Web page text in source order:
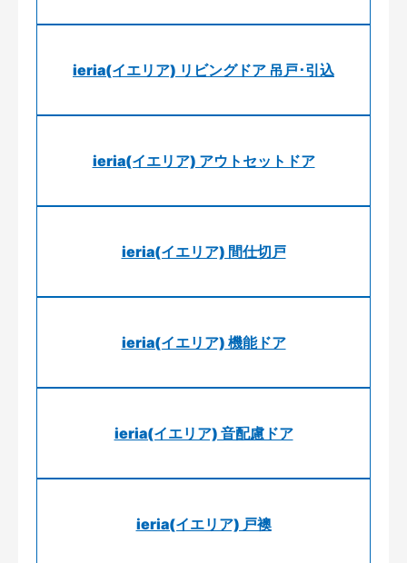
ieria(イエリア) リビングドア 吊戸･引込
ieria(イエリア) アウトセットドア
ieria(イエリア) 間仕切戸
ieria(イエリア) 機能ドア
ieria(イエリア) 音配慮ドア
ieria(イエリア) 戸襖